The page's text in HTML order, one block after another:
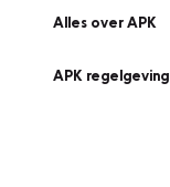
Alles over APK
APK regelgeving